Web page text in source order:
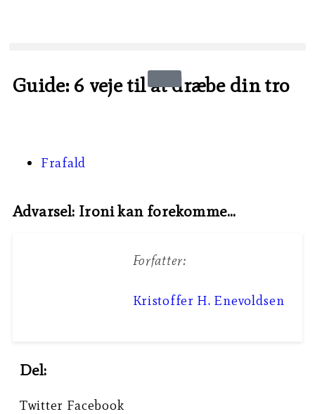
Guide: 6 veje til at dræbe din tro
Frafald
Advarsel: Ironi kan forekomme...
Forfatter:
Kristoffer H. Enevoldsen
Del:
Twitter Facebook